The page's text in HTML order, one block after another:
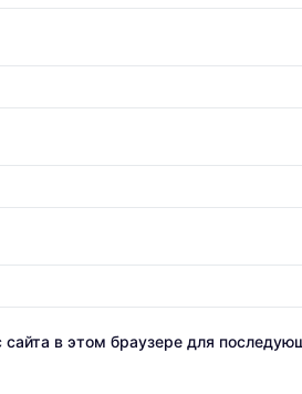
в этом браузере для